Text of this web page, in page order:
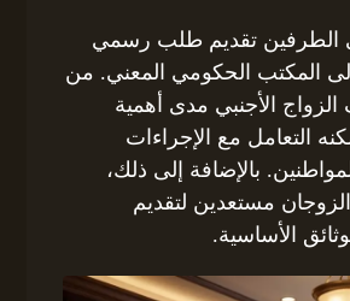
الطرفين تقديم طلب رسمي
إلى المكتب الحكومي المعني. من
الأجنبي مدى أهمية
التعامل مع الإجراءات
بالإضافة إلى ذلك،
مستعدين لتقديم
الأساسية.